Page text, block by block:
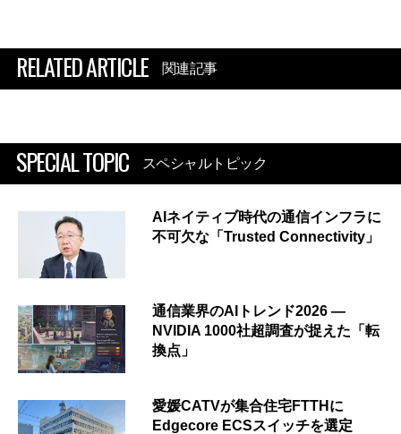
RELATED ARTICLE 関連記事
SPECIAL TOPIC スペシャルトピック
AIネイティブ時代の通信インフラに
不可欠な「Trusted Connectivity」
通信業界のAIトレンド2026 ―
NVIDIA 1000社超調査が捉えた「転
換点」
愛媛CATVが集合住宅FTTHに
Edgecore ECSスイッチを選定